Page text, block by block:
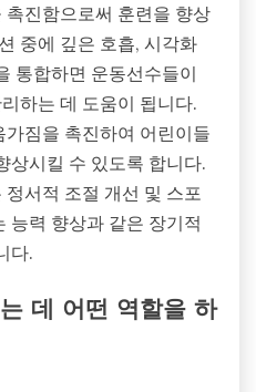
진함으로써 훈련을 향상
중에 깊은 호흡, 시각화
통합하면 운동선수들이
하는 데 도움이 됩니다.
짐을 촉진하여 어린이들
상시킬 수 있도록 합니다.
서적 조절 개선 및 스포
능력 향상과 같은 장기적
다.
데 어떤 역할을 하